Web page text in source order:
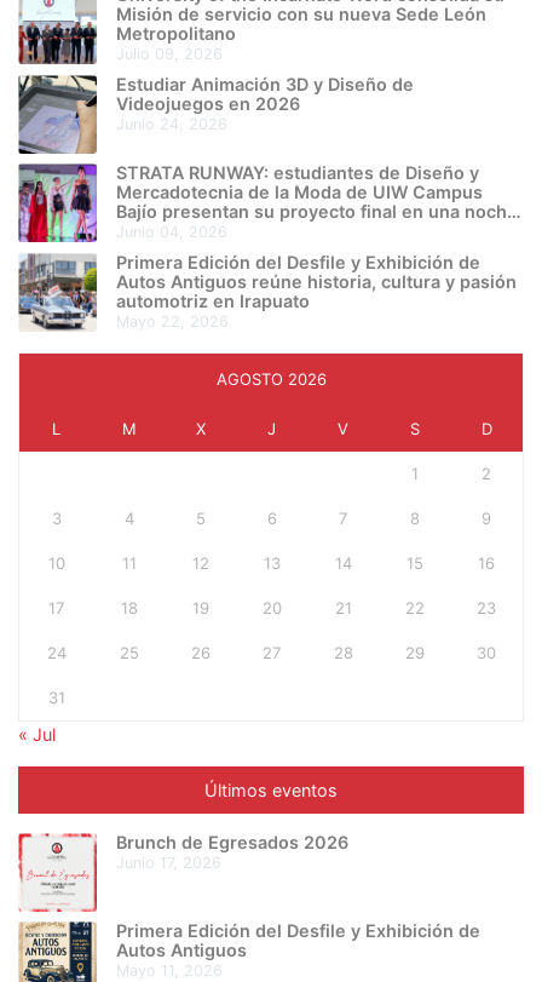
Misión de servicio con su nueva Sede León
Metropolitano
julio 09, 2026
Estudiar Animación 3D y Diseño de
Videojuegos en 2026
junio 24, 2026
STRATA RUNWAY: estudiantes de Diseño y
Mercadotecnia de la Moda de UIW Campus
Bajío presentan su proyecto final en una noche
de creatividad e innovación
junio 04, 2026
Primera Edición del Desfile y Exhibición de
Autos Antiguos reúne historia, cultura y pasión
automotriz en Irapuato
mayo 22, 2026
AGOSTO 2026
L M X J V S D
1 2
3 4 5 6 7 8 9
10 11 12 13 14 15 16
17 18 19 20 21 22 23
24 25 26 27 28 29 30
31
« Jul
Últimos eventos
Brunch de Egresados 2026
junio 17, 2026
Primera Edición del Desfile y Exhibición de
Autos Antiguos
mayo 11, 2026